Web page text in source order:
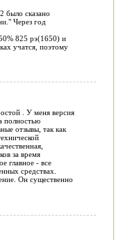
было сказано
Через год
825 рэ(1650) и
учатся, поэтому
. У меня версия
полностью
отзывы, так как
за время
главное - все
средствах.
Он существенно